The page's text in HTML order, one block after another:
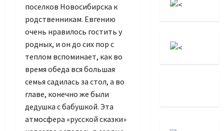
поселков Новосибирска к
родственникам. Евгению
очень нравилось гостить у
родных, и он до сих пор с
теплом вспоминает, как во
время обеда вся большая
семья садилась за стол, а во
главе, конечно же были
дедушка с бабушкой. Эта
атмосфера «русской сказки»